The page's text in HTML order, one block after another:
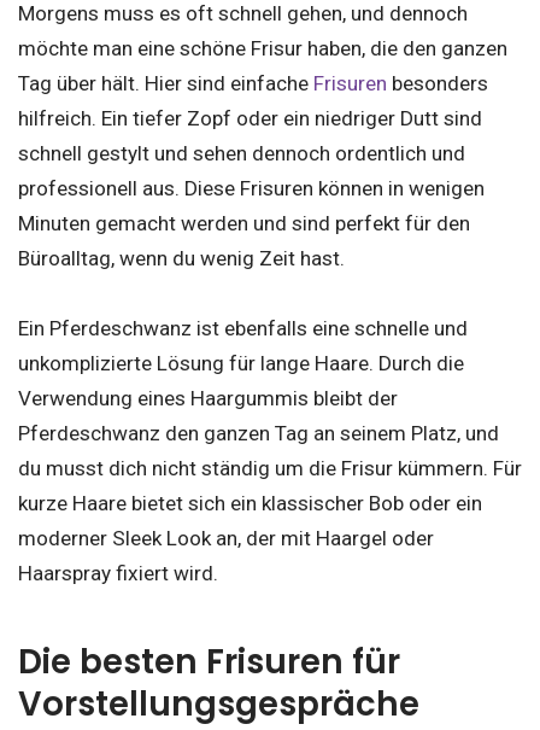
Morgens muss es oft schnell gehen, und dennoch
möchte man eine schöne Frisur haben, die den ganzen
Tag über hält. Hier sind einfache Frisuren besonders
hilfreich. Ein tiefer Zopf oder ein niedriger Dutt sind
schnell gestylt und sehen dennoch ordentlich und
professionell aus. Diese Frisuren können in wenigen
Minuten gemacht werden und sind perfekt für den
Büroalltag, wenn du wenig Zeit hast.
Ein Pferdeschwanz ist ebenfalls eine schnelle und
unkomplizierte Lösung für lange Haare. Durch die
Verwendung eines Haargummis bleibt der
Pferdeschwanz den ganzen Tag an seinem Platz, und
du musst dich nicht ständig um die Frisur kümmern. Für
kurze Haare bietet sich ein klassischer Bob oder ein
moderner Sleek Look an, der mit Haargel oder
Haarspray fixiert wird.
Die besten Frisuren für
Vorstellungsgespräche